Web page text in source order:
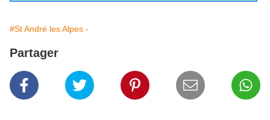
#St André les Alpes -
Partager